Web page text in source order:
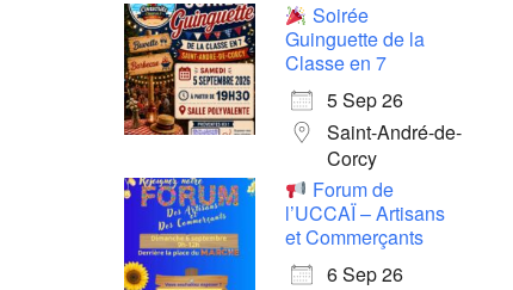
Soirée
Guinguette de la
Classe en 7
5 Sep 26
Saint-André-de-
Corcy
Forum de
l’UCCAÏ – Artisans
et Commerçants
6 Sep 26